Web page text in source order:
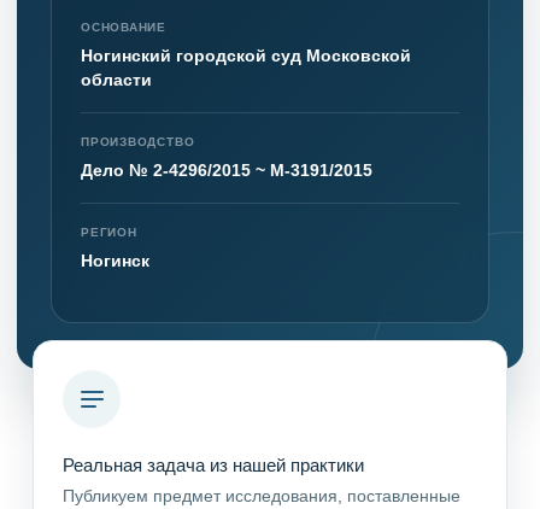
ОСНОВАНИЕ
Ногинский городской суд Московской
области
ПРОИЗВОДСТВО
Дело № 2-4296/2015 ~ М-3191/2015
РЕГИОН
Ногинск
Реальная задача из нашей практики
Публикуем предмет исследования, поставленные